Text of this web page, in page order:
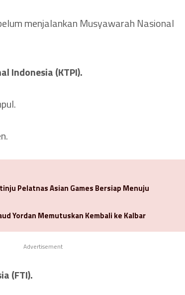
menjalankan Musyawarah Nasional
Indonesia (KTPI).
Pelatnas Asian Games Bersiap Menuju
Yordan Memutuskan Kembali ke Kalbar
Advertisement
(FTI).